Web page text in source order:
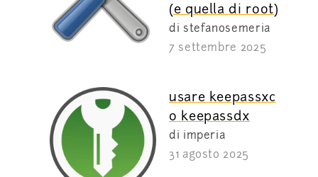
(e quella di root)
di stefanosemeria
7 settembre 2025
usare keepassxc
o keepassdx
di imperia
31 agosto 2025